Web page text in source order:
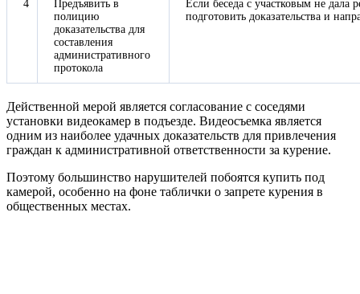
4
Предъявить в
полицию
доказательства для
составления
административного
протокола
Если беседа с участковым не дала
подготовить доказательства и
Действенной мерой является согласование с соседями
установки видеокамер в подъезде. Видеосъемка является
одним из наиболее удачных доказательств для привлечения
граждан к административной ответственности за курение.
Поэтому большинство нарушителей побоятся купить под
камерой, особенно на фоне таблички о запрете курения в
общественных местах.